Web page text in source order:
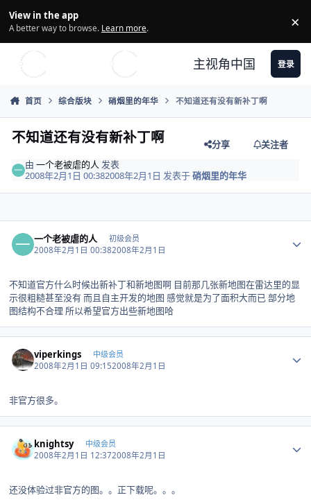
View in the app
A better way to browse. Learn more. ×
主视角中国 登录
首页 综合版块 硝烟里的年华 不知道还有没有新补丁啊
不知道还有没有新补丁啊 分享
关注者
由一个老被虐的人 发表
2008年2月1日 00:382008年2月1日 发表于硝烟里的年华
一个老被虐的人 初级会员
2008年2月1日 00:382008年2月1日
不知道官方什么时候出新补丁和新地图啊 目前那几张新地图在雷达里的显
示很粗糙甚至没有 而且自主开发的地图 感觉就是为了面积大而已 部分地
图结构不合理 所以希望官方出些新地图哈
viperkings 中级会员
2008年2月1日 09:152008年2月1日
非官方很多。
knightsy 中级会员
2008年2月1日 12:372008年2月1日
还没体验过非官方的图。。正下载呢。。。